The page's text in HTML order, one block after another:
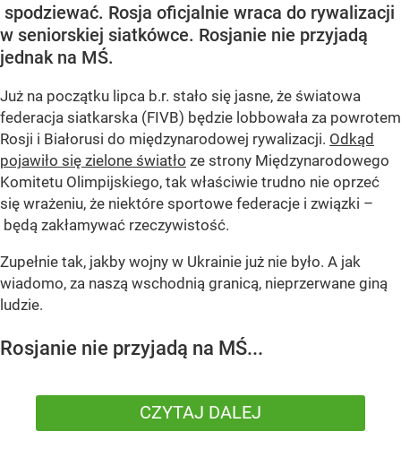
spodziewać. Rosja oficjalnie wraca do rywalizacji
w seniorskiej siatkówce. Rosjanie nie przyjadą
jednak na MŚ.
Już na początku lipca b.r. stało się jasne, że światowa
federacja siatkarska (FIVB) będzie lobbowała za powrotem
Rosji i Białorusi do międzynarodowej rywalizacji. Odkąd
pojawiło się zielone światło ze strony Międzynarodowego
Komitetu Olimpijskiego, tak właściwie trudno nie oprzeć
się wrażeniu, że niektóre sportowe federacje i związki –
będą zakłamywać rzeczywistość.
Zupełnie tak, jakby wojny w Ukrainie już nie było. A jak
wiadomo, za naszą wschodnią granicą, nieprzerwane giną
ludzie.
Rosjanie nie przyjadą na MŚ...
CZYTAJ DALEJ